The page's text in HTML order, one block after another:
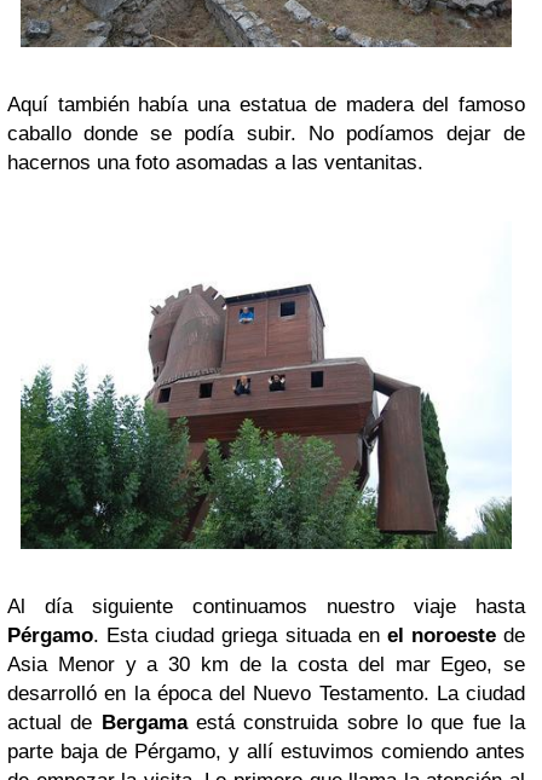
Aquí también había una estatua de madera del famoso
caballo donde se podía subir. No podíamos dejar de
hacernos una foto asomadas a las ventanitas.
Al día siguiente continuamos nuestro viaje hasta
Pérgamo. Esta ciudad griega situada en el noroestede
Asia Menor y a 30 km de la costa del mar Egeo, se
desarrolló en la época del Nuevo Testamento. La ciudad
actual de Bergamaestá construida sobre lo que fue la
parte baja de Pérgamo, y allí estuvimos comiendo antes